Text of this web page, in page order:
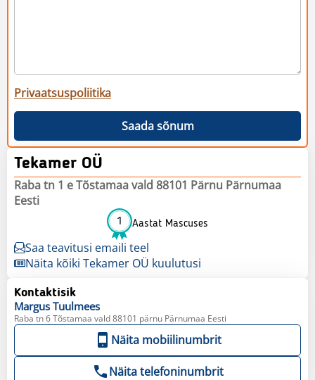
Privaatsuspoliitika
Saada sõnum
Tekamer OÜ
Raba tn 1 e Tõstamaa vald 88101 Pärnu Pärnumaa
Eesti
1 Aastat Mascuses
Saa teavitusi emaili teel
Näita kõiki Tekamer OÜ kuulutusi
Kontaktisik
Margus Tuulmees
Raba tn 6 Tõstamaa vald 88101 pärnu Pärnumaa Eesti
Näita mobiilinumbrit
Näita telefoninumbrit